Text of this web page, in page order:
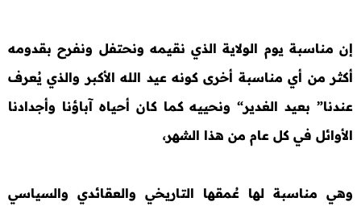
إن مناسبة يوم الولاية الذي نقيمه ونحتفل ونفرح بقدومه
أكثر من أي مناسبة أخرى كونه عيد الله الأكبر والذي يُعرف
عندنا” بعيد الغدير“ ونحييه كما كان أحياه آباؤنا وأجدادنا
الأوائل في كل عام من هذا الشهر،
وهي مناسبة لها عُمقها التاريخي والعقائدي والسياسي